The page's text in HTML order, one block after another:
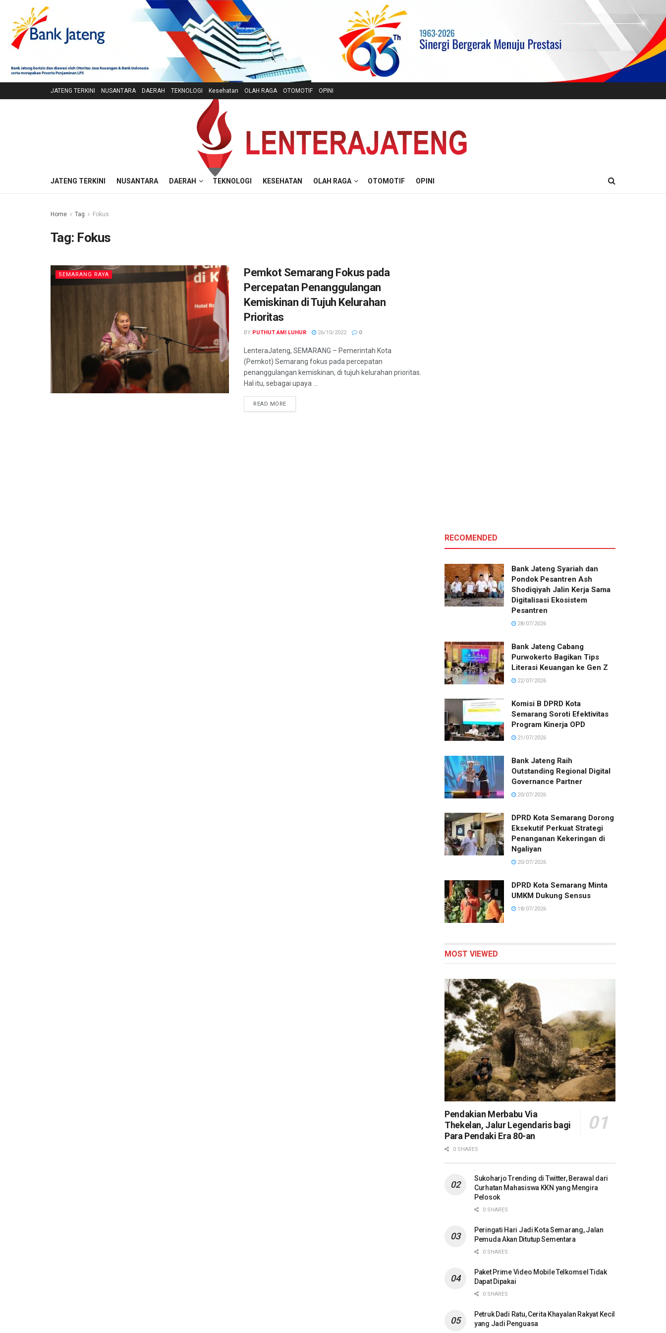
JATENG TERKINI NUSANTARA DAERAH TEKNOLOGI Kesehatan OLAH RAGA OTOMOTIF OPINI
JATENG TERKINI NUSANTARA DAERAH TEKNOLOGI KESEHATAN OLAH RAGA OTOMOTIF OPINI
Home Tag Fokus
Tag: Fokus
SEMARANG RAYA
Pemkot Semarang Fokus pada
Percepatan Penanggulangan
Kemiskinan di Tujuh Kelurahan
Prioritas
BY PUTHUT AMI LUHUR 26/10/2022 0
LenteraJateng, SEMARANG – Pemerintah Kota
(Pemkot) Semarang fokus pada percepatan
penanggulangan kemiskinan, di tujuh kelurahan prioritas.
Hal itu, sebagai upaya ...
READ MOREDETAILS
RECOMENDED
Bank Jateng Syariah dan
Pondok Pesantren Ash
Shodiqiyah Jalin Kerja Sama
Digitalisasi Ekosistem
Pesantren
28/07/2026
Bank Jateng Cabang
Purwokerto Bagikan Tips
Literasi Keuangan ke Gen Z
22/07/2026
Komisi B DPRD Kota
Semarang Soroti Efektivitas
Program Kinerja OPD
21/07/2026
Bank Jateng Raih
Outstanding Regional Digital
Governance Partner
20/07/2026
DPRD Kota Semarang Dorong
Eksekutif Perkuat Strategi
Penanganan Kekeringan di
Ngaliyan
20/07/2026
DPRD Kota Semarang Minta
UMKM Dukung Sensus
18/07/2026
MOST VIEWED
Pendakian Merbabu Via
Thekelan, Jalur Legendaris bagi
Para Pendaki Era 80-an
0 SHARES
Sukoharjo Trending di Twitter, Berawal dari
Curhatan Mahasiswa KKN yang Mengira
Pelosok
0 SHARES
Peringati Hari Jadi Kota Semarang, Jalan
Pemuda Akan Ditutup Sementara
0 SHARES
Paket Prime Video Mobile Telkomsel Tidak
Dapat Dipakai
0 SHARES
Petruk Dadi Ratu, Cerita Khayalan Rakyat Kecil
yang Jadi Penguasa